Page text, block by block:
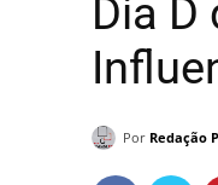
Dia
Por Redação